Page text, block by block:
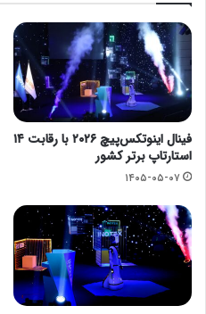
فینال اینوتکس‌پیچ ۲۰۲۶ با رقابت ۱۴
استارتاپ برتر کشور
۱۴۰۵-۰۵-۰۷